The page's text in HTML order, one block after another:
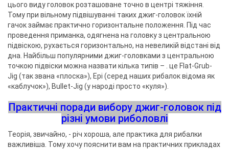
цього виду головок розташоване точно в центрі тяжіння.
Тому при вільному підвішуванні таких джиг-головок їхній
гачок займає практично горизонтальне положення. Під час
проведення приманка, одягнена на головку з центральною
підвіскою, рухається горизонтально, на невеликій відстані від
дна. Найбільш популярними джиг-головками з центральною
точкою підвіски можна назвати кілька типів – . це Flat-Grub-
Jig (так звана «плоска»), Ері (серед наших рибалок відома як
«каблучок»), Bullet-Jig (у народі просто «куля»).
Практичні поради вибору джиг-головок під
різні умови риболовлі
Теорія, звичайно, - річ хороша, але практика для рибалки
важливіша. Тому хочу пояснити вам на практичних прикладах